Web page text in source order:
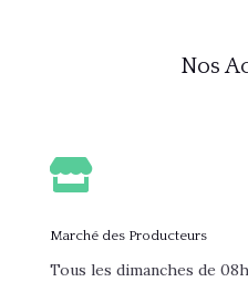
Nos

Marché des Producteurs
Tous les dimanches de